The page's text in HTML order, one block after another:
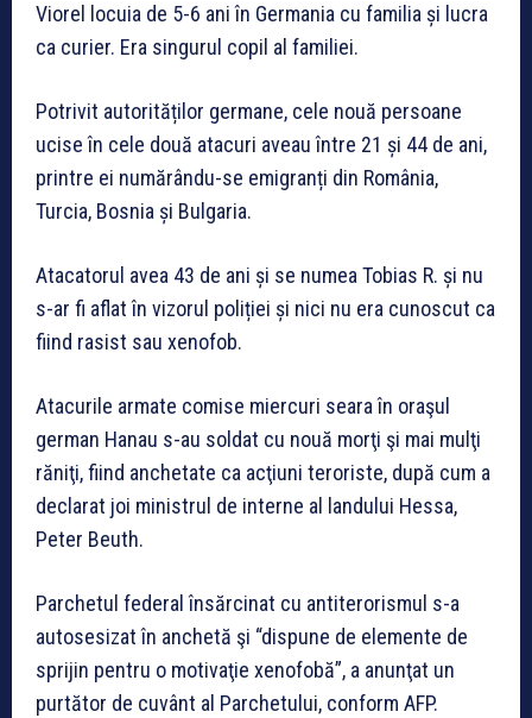
Viorel locuia de 5-6 ani în Germania cu familia și lucra
ca curier. Era singurul copil al familiei.
Potrivit autorităților germane, cele nouă persoane
ucise în cele două atacuri aveau între 21 și 44 de ani,
printre ei numărându-se emigranți din România,
Turcia, Bosnia și Bulgaria.
Atacatorul avea 43 de ani și se numea Tobias R. și nu
s-ar fi aflat în vizorul poliției și nici nu era cunoscut ca
fiind rasist sau xenofob.
Atacurile armate comise miercuri seara în oraşul
german Hanau s-au soldat cu nouă morţi şi mai mulţi
răniţi, fiind anchetate ca acţiuni teroriste, după cum a
declarat joi ministrul de interne al landului Hessa,
Peter Beuth.
Parchetul federal însărcinat cu antiterorismul s-a
autosesizat în anchetă şi “dispune de elemente de
sprijin pentru o motivaţie xenofobă”, a anunţat un
purtător de cuvânt al Parchetului, conform AFP.